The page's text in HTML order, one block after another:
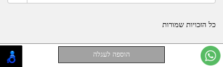
כל הזכויות שמורות
אתר זה מופעל באמצעותWobily חנות וירטואלית | אתר אינטרנט